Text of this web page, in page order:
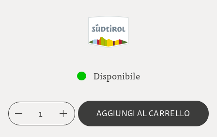
Disponibile
1 AGGIUNGI AL CARRELLO